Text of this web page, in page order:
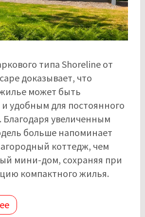
типа Shoreline от
доказывает, что
может быть
удобным для постоянного
увеличенным
больше напоминает
коттедж, чем
мини-дом, сохраняя при
компактного жилья.